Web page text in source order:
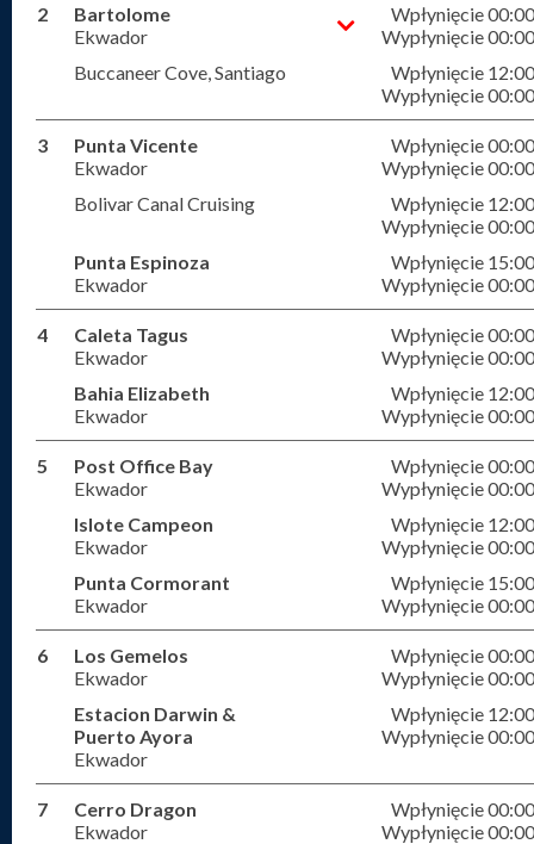
2
Bartolome
Ekwador
Wpłynięcie 00:00
Wypłynięcie 00:00
Buccaneer Cove, Santiago
Wpłynięcie 12:00
Wypłynięcie 00:00
3
Punta Vicente
Ekwador
Wpłynięcie 00:00
Wypłynięcie 00:00
Bolivar Canal Cruising
Wpłynięcie 12:00
Wypłynięcie 00:00
Punta Espinoza
Ekwador
Wpłynięcie 15:00
Wypłynięcie 00:00
4
Caleta Tagus
Ekwador
Wpłynięcie 00:00
Wypłynięcie 00:00
Bahia Elizabeth
Ekwador
Wpłynięcie 12:00
Wypłynięcie 00:00
5
Post Office Bay
Ekwador
Wpłynięcie 00:00
Wypłynięcie 00:00
Islote Campeon
Ekwador
Wpłynięcie 12:00
Wypłynięcie 00:00
Punta Cormorant
Ekwador
Wpłynięcie 15:00
Wypłynięcie 00:00
6
Los Gemelos
Ekwador
Wpłynięcie 00:00
Wypłynięcie 00:00
Estacion Darwin &
Puerto Ayora
Ekwador
Wpłynięcie 12:00
Wypłynięcie 00:00
7
Cerro Dragon
Ekwador
Wpłynięcie 00:00
Wypłynięcie 00:00